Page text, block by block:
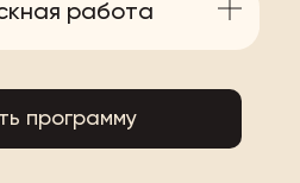
работа
программу